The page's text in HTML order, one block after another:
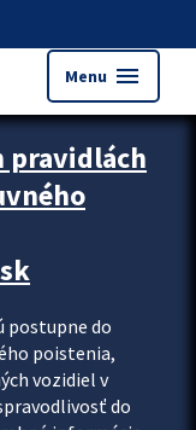
Menu menu
pravidlách
postupne do
poistenia,
vozidiel v
do